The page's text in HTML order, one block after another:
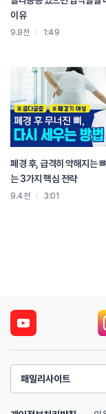
이유
9.8천 1:49
폐경 후, 급격히 약해지는
는 3가지 핵심 전략
9.4천 3:01
패밀리사이트